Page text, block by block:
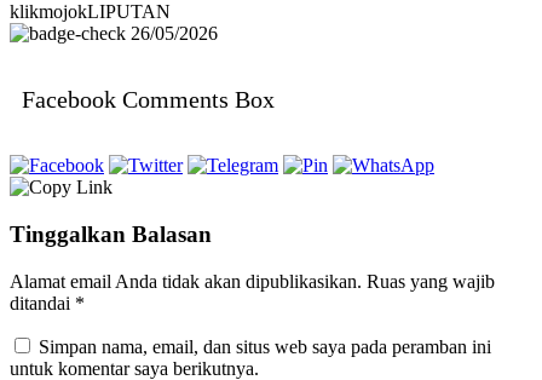
klikmojokLIPUTAN
26/05/2026
Facebook Comments Box
Tinggalkan Balasan
Alamat email Anda tidak akan dipublikasikan. Ruas yang wajib
ditandai *
Simpan nama, email, dan situs web saya pada peramban ini
untuk komentar saya berikutnya.